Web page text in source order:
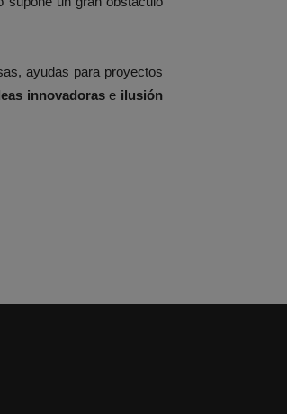
ayudas para proyectos
innovadorase ilusión